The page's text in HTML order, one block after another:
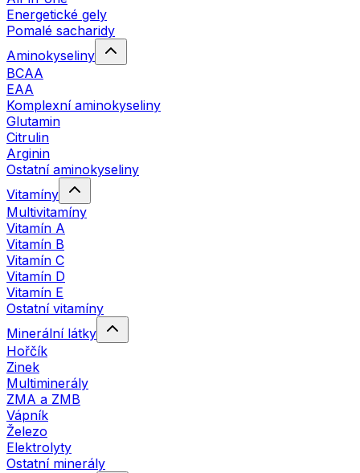
Energetické gely
Pomalé sacharidy
Aminokyseliny
BCAA
EAA
Komplexní aminokyseliny
Glutamin
Citrulin
Arginin
Ostatní aminokyseliny
Vitamíny
Multivitamíny
Vitamín A
Vitamín B
Vitamín C
Vitamín D
Vitamín E
Ostatní vitamíny
Minerální látky
Hořčík
Zinek
Multiminerály
ZMA a ZMB
Vápník
Železo
Elektrolyty
Ostatní minerály